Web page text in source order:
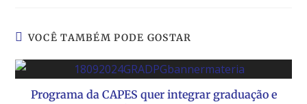
VOCÊ TAMBÉM PODE GOSTAR
Programa da CAPES quer integrar graduação e